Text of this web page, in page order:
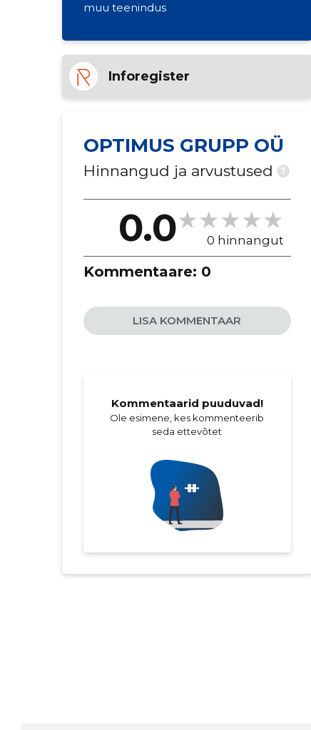
muu teenindus
Inforegister
OPTIMUS GRUPP OÜ
Hinnangud ja arvustused ?
0.0 0 hinnangut
Kommentaare: 0
LISA KOMMENTAAR
Kommentaarid puuduvad!
Ole esimene, kes kommenteerib
seda ettevõtet